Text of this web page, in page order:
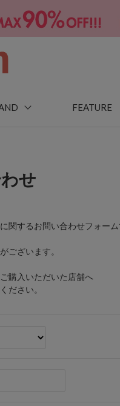
FEATURE
せ
関するお問い合わせフォーム
ございます。
購入いただいた店舗へ
ださい。